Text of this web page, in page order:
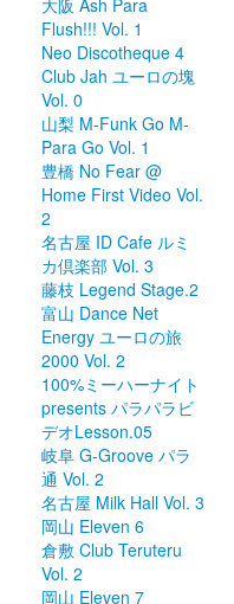
大阪 Ash Para
Flush!!! Vol. 1
Neo Discotheque 4
Club Jah ユーロの塊
Vol. 0
山梨 M-Funk Go M-
Para Go Vol. 1
豊橋 No Fear @
Home First Video Vol.
2
名古屋 ID Cafe ルミ
カ倶楽部 Vol. 3
藤枝 Legend Stage.2
富山 Dance Net
Energy ユーロの旅
2000 Vol. 2
100%ミーハーナイト
presents パラパラビ
デオLesson.05
岐阜 G-Groove パラ
通 Vol. 2
名古屋 Milk Hall Vol. 3
岡山 Eleven 6
倉敷 Club Teruteru
Vol. 2
岡山 Eleven 7